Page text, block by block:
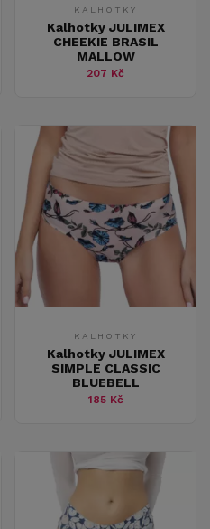
KALHOTKY
Kalhotky JULIMEX
CHEEKIE BRASIL
MALLOW
207 Kč
KALHOTKY
Kalhotky JULIMEX
SIMPLE CLASSIC
BLUEBELL
185 Kč